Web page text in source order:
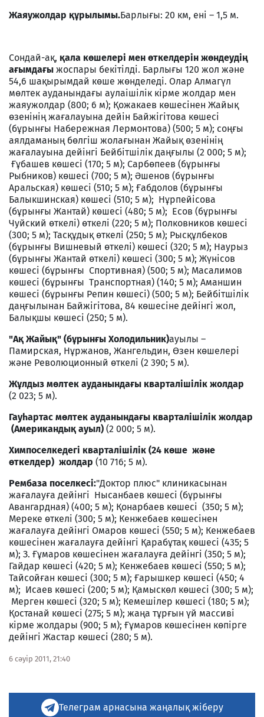
Жаяужолдар құрылымы.Барлығы: 20 км, ені – 1,5 м.
Сондай-ақ, қала көшелері мен өткелдерін жөндеудің
ағымдағы жоспары бекітілді. Барлығы 120 жол және
54,6 шақырымдай көше жөнделеді. Олар Алмагүл
мөлтек ауданындағы аулаішілік кірме жолдар мен
жаяужолдар (800; 6 м); Қожакаев көшесінен Жайық
өзенінің жағалауына дейін Байжігітова көшесі
(бұрынғы Набережная Лермонтова) (500; 5 м); соңғы
аялдаманың бөлгіш жолағынан Жайық өзенінің
жағалауына дейінгі Бейбітшілік даңғылы (2 000; 5 м);
Ғұбашев көшесі (170; 5 м); Сарбөпеев (бұрынғы
Рыбников) көшесі (700; 5 м); Әшенов (бұрынғы
Аральская) көшесі (510; 5 м); Ғабдолов (бұрынғы
Балыкшинская) көшесі (510; 5 м); Нұрпейісова
(бұрынғы Жантай) көшесі (480; 5 м); Есов (бұрынғы
Чуйский өткелі) өткелі (220; 5 м); Полковников көшесі
(300; 5 м); Тасқұдық өткелі (250; 5 м); Рысқұлбеков
(бұрынғы Вишневый өткелі) көшесі (320; 5 м); Наурыз
(бұрынғы Жантай өткелі) көшесі (300; 5 м); Жүнісов
көшесі (бұрынғы Спортивная) (500; 5 м); Масалимов
көшесі (бұрынғы Транспортная) (140; 5 м); Аманшин
көшесі (бұрынғы Репин көшесі) (500; 5 м); Бейбітшілік
даңғылынан Байжігітова, 84 көшесіне дейінгі жол,
Балықшы көшесі (250; 5 м).
"Ақ Жайық" (бұрынғы Холодильник)ауылы –
Памирская, Нұржанов, Жангельдин, Өзен көшелері
және Революционный өткелі (2 390; 5 м).
Жұлдыз мөлтек ауданындағы кварталішілік жолдар
(2 023; 5 м).
Гауһартас мөлтек ауданындағы кварталішілік жолдар
(Американдық ауыл) (2 000; 5 м).
Химпоселкедегі кварталішілік (24 көше және
өткелдер) жолдар (10 716; 5 м).
Рембаза поселкесі:"Доктор плюс" клиникасынан
жағалауға дейінгі Нысанбаев көшесі (бұрынғы
Авангардная) (400; 5 м); Қонарбаев көшесі (350; 5 м);
Мереке өткелі (300; 5 м); Кенжебаев көшесінен
жағалауға дейінгі Омаров көшесі (550; 5 м); Кенжебаев
көшесінен жағалауға дейінгі Қарабұтақ көшесі (435; 5
м); З. Ғұмаров көшесінен жағалауға дейінгі (350; 5 м);
Гайдар көшесі (420; 5 м); Кенжебаев көшесі (550; 5 м);
Тайсойған көшесі (300; 5 м); Ғарышкер көшесі (450; 4
м); Исаев көшесі (200; 5 м); Қамыскөл көшесі (300; 5 м);
Мерген көшесі (320; 5 м); Кемешілер көшесі (180; 5 м);
Қостанай көшесі (275; 5 м); жаңа тұрғын үй массиві
кірме жолдары (900; 5 м); Ғұмаров көшесінен көпірге
дейінгі Жастар көшесі (280; 5 м).
6 сәуір 2011, 21:40
Телеграм арнасына жаңалық жіберу